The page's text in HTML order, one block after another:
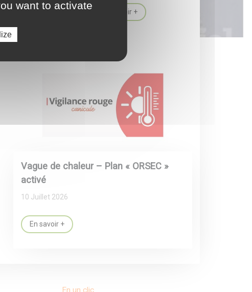
En savoir +
Vague de chaleur – Plan « ORSEC »
activé
10 Juillet 2026
En savoir +
En un clic
want to activate